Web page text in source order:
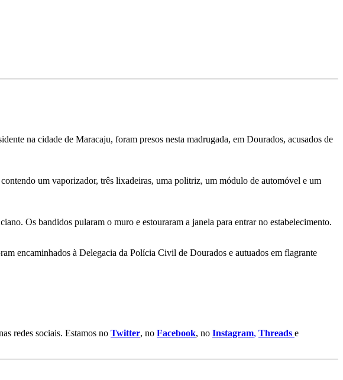
na cidade de Maracaju, foram presos nesta madrugada, em Dourados, acusados de
um vaporizador, três lixadeiras, uma politriz, um módulo de automóvel e um
Os bandidos pularam o muro e estouraram a janela para entrar no estabelecimento.
encaminhados à Delegacia da Polícia Civil de Dourados e autuados em flagrante
redes sociais. Estamos no Twitter, no Facebook, no Instagram, Threads e